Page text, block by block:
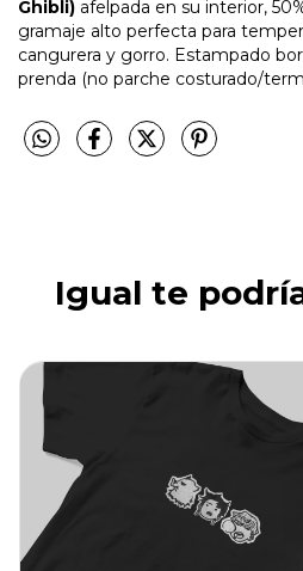
Ghibli) afelpada en su interior,
gramaje alto perfecta para
cangurera y gorro. Estampado
prenda (no parche costurado/
Igual te